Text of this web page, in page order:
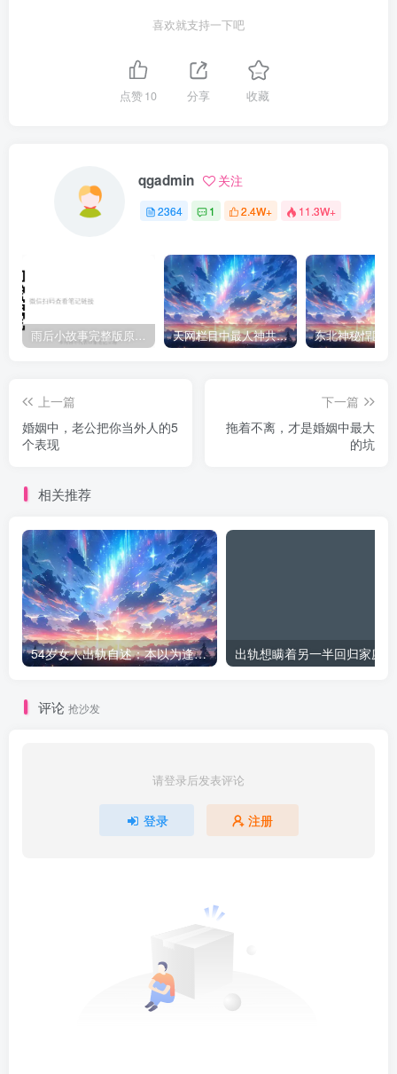
喜欢就支持一下吧
点赞10 分享 收藏
qgadmin 关注
2364 1 2.4W+ 11.3W+
雨后小故事完整版原片动态图（图+文字解说版） 天网栏目中最人神共愤的一期《消失的夫妻》
上一篇
婚姻中，老公把你当外人的5
个表现
下一篇
拖着不离，才是婚姻中最大
的坑
相关推荐
54岁女人出轨自述：本以为逢场作戏
评论 抢沙发
请登录后发表评论
登录 注册